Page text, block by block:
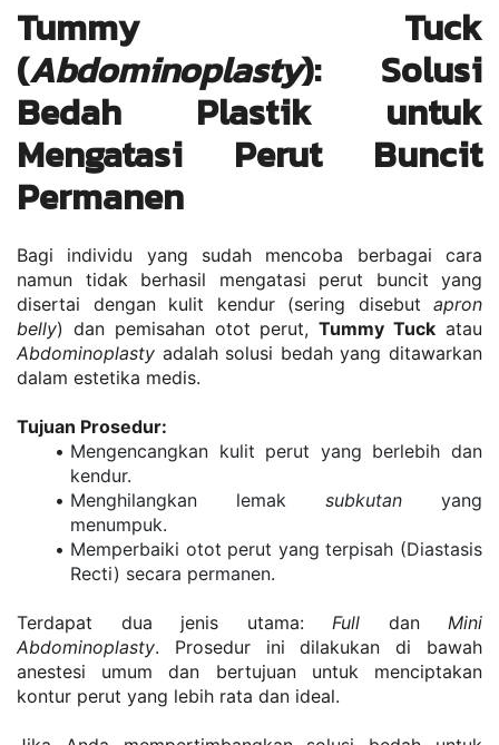
Tummy Tuck
(Abdominoplasty): Solusi
Bedah Plastik untuk
Mengatasi Perut Buncit
Permanen
Bagi individu yang sudah mencoba berbagai cara
namun tidak berhasil mengatasi perut buncit yang
disertai dengan kulit kendur (sering disebut apron
belly) dan pemisahan otot perut, Tummy Tuck
Abdominoplasty adalah solusi bedah yang ditawarkan
dalam estetika medis.
Tujuan Prosedur:
Mengencangkan kulit perut yang berlebih dan
kendur.
Menghilangkan lemak subkutan yang
menumpuk.
Memperbaiki otot perut yang terpisah (Diastasis
Recti) secara permanen.
Terdapat dua jenis utama: Full dan Mini
Abdominoplasty. Prosedur ini dilakukan di bawah
anestesi umum dan bertujuan untuk menciptakan
kontur perut yang lebih rata dan ideal.